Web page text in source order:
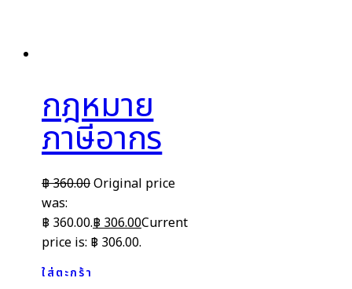
กฎหมาย
ภาษีอากร
฿360.00Original price
was:
฿ 360.00.฿306.00Current
price is: ฿ 306.00.
ใส่ตะกร้า